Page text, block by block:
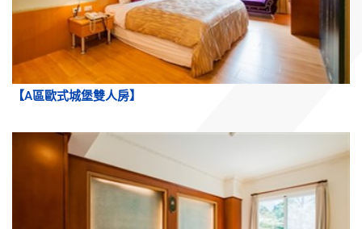
【A區歐式城堡雙人房】